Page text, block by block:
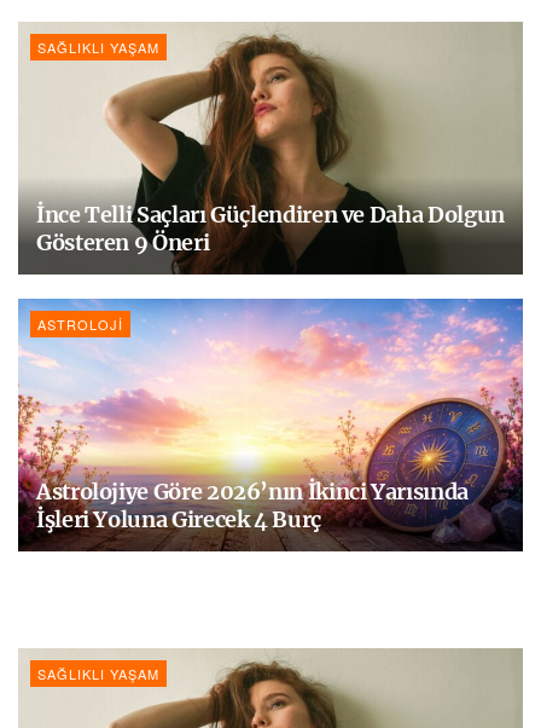
SAĞLIKLI YAŞAM
İnce Telli Saçları Güçlendiren ve Daha Dolgun
Gösteren 9 Öneri
ASTROLOJI
Astrolojiye Göre 2026’nın İkinci Yarısında
İşleri Yoluna Girecek 4 Burç
SAĞLIKLI YAŞAM